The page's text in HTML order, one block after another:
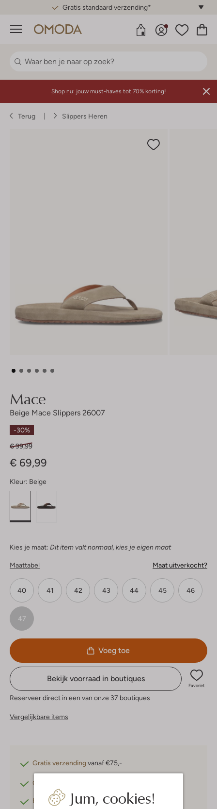
Gratis standaard verzending*
Menu
Jum, cookies!
Shop nu: jouw must-haves tot 70% korting!
Terug Slippers Heren
Mace
Beige Mace Slippers 26007
-30%
€ 99,99
€ 69,99
Kleur: Beige
Kies je maat: Dit item valt normaal, kies je eigen maat
Maattabel Maat uitverkocht?
40 41 42 43 44 45 46
47
Voeg toe
Bekijk voorraad in boutiques
Favoriet
Reserveer direct in een van onze 37 boutiques
Vergelijkbare items
Gratis verzendingvanaf €75,-
Gratis retourneren
Betaal achterafmet Klarna